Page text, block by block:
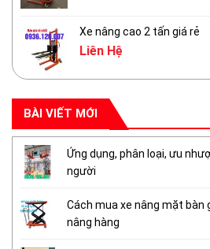
Xe nâng cao 2 tấn giá rẻ
Liên Hệ
BÀI VIẾT MỚI
Ứng dụng, phân loại, ưu
người
Cách mua xe nâng mặt bàn
nâng hàng